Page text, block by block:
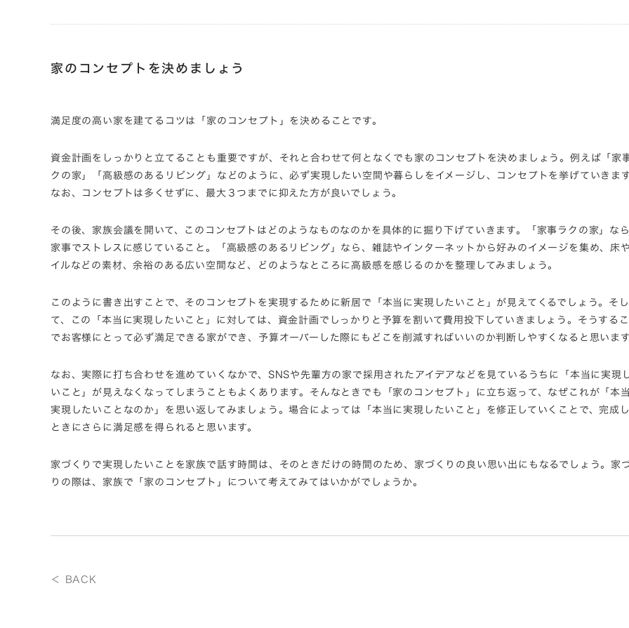
家のコンセプトを決めましょう
​満足度の高い家を建てるコツは「家のコンセプト」を決めることです。
資金計画をしっかりと立てることも重要ですが、それと合わせて何となくでも家のコンセプトを決めましょう。例えば「家
クの家」「高級感のあるリビング」などのように、必ず実現したい空間や暮らしをイメージし、コンセプトを挙げていきます
なお、コンセプトは多くせずに、最大３つまでに抑えた方が良いでしょう。
その後、家族会議を開いて、このコンセプトはどのようなものなの​​​かを具体的に掘り下げていきます。「家事ラクの家」なら
家事でストレスに感じていること。「高級感のあるリビング」なら、雑誌やインターネットから好みのイメージを集め、床
イルなどの素材、余裕のある広い空間など、どのようなところに高級感を感じるのかを整理してみましょう。
このように書き出すことで、そのコンセプトを実現するために新居で「本当に実現したいこと」が見えてくるでしょう。そし
て、この「本当に実現したいこと」に対しては、資金計画でしっかりと予算を割いて費用投下していきましょう。そうする
でお客様にとって必ず満足できる家ができ、予算オーバーした際にもどこを削減すればいいのか判断しやすくなると思います
なお、実際に打ち合わせを進めていくなかで、SNSや先輩方の家で採用されたアイデアなどを見ているうちに「本当に実現
いこと」が見えなくなってしまうこともよくあります。そんなときでも「家のコンセプト」に立ち返って、なぜこれが「本
実現したいことなのか」を思い返してみましょう。場合によっては「本当に実現したいこと」を修正していくことで、完成
ときにさらに満足感を得られると思います。
家づくりで実現したいことを家族で話す時間は、そのときだけの時間のため、家づくりの良い思い出にもなるでしょう。家
りの際は、家族で「家のコンセプト」について考えてみてはいかがでしょうか。
＜ BACK